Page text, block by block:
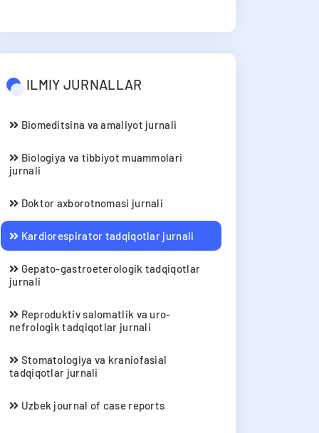
ILMIY JURNALLAR
Biomeditsina va amaliyot jurnali
Biologiya va tibbiyot muammolari
jurnali
Doktor axborotnomasi jurnali
Kardiorespirator tadqiqotlar jurnali
Gepato-gastroeterologik tadqiqotlar
jurnali
Reproduktiv salomatlik va uro-
nefrologik tadqiqotlar jurnali
Stomatologiya va kraniofasial
tadqiqotlar jurnali
Uzbek journal of case reports